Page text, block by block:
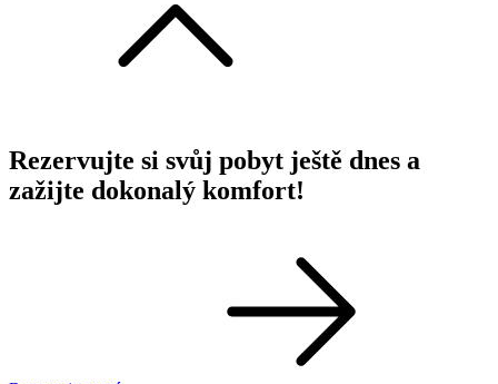
Rezervujte si svůj pobyt ještě dnes a
zažijte dokonalý komfort!